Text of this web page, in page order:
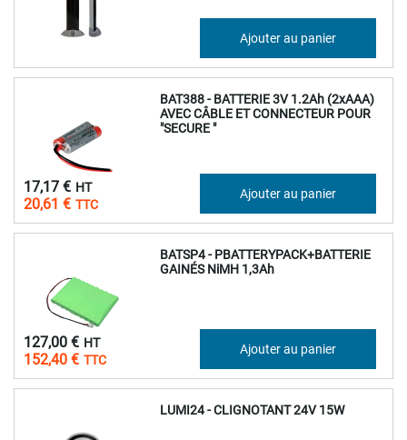
75,00 € Ajouter au panier
BAT388 - BATTERIE 3V 1.2Ah (2xAAA)
AVEC CÂBLE ET CONNECTEUR POUR
"SECURE "
20,61 €
17,17 € Ajouter au panier
BATSP4 - PBATTERYPACK+BATTERIE
GAINÉS NiMH 1,3Ah
152,40 €
127,00 € Ajouter au panier
LUMI24 - CLIGNOTANT 24V 15W